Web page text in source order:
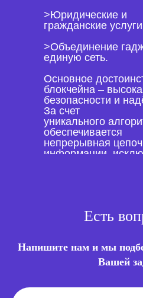
>Юридические и
гражданские
>Объединение
единую сеть.
Основное
блокчейна –
безопасности и
За счет
уникального
обеспечивается
непрерывная
информации,
Есть
Напишите нам и мы
Вашей